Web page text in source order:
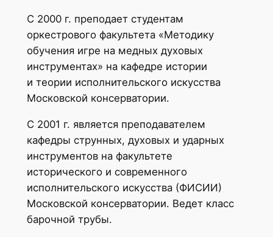
С 2000 г. преподает студентам
оркестрового факультета «Методику
обучения игре на медных духовых
инструментах» на кафедре истории
и теории исполнительского искусства
Московской консерватории.
С 2001 г. является преподавателем
кафедры струнных, духовых и ударных
инструментов на факультете
исторического и современного
исполнительского искусства (ФИСИИ)
Московской консерватории. Ведет класс
барочной трубы.